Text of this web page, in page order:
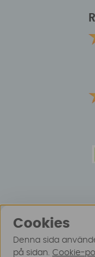
Cookies
Denna sida
på sidan. Cookie-